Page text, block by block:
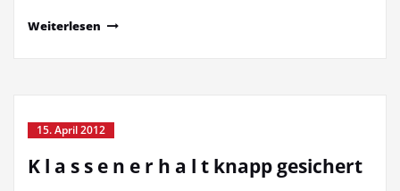
Weiterlesen
15. April 2012
K l a s s e n e r h a l t knapp gesichert